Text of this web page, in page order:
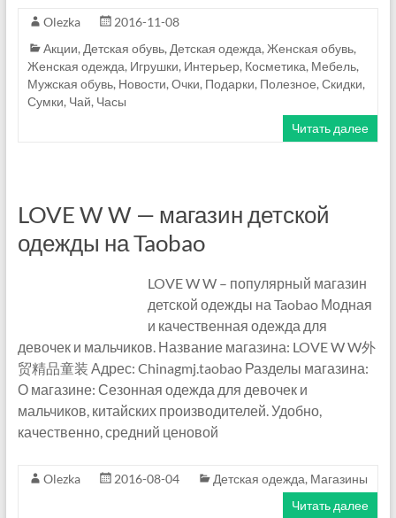
Olezka
2016-11-08
Акции, Детская обувь, Детская одежда, Женская обувь,
Женская одежда, Игрушки, Интерьер, Косметика, Мебель,
Мужская обувь, Новости, Очки, Подарки, Полезное, Скидки,
Сумки, Чай, Часы
Читать далее
LOVE W W — магазин детской
одежды на Taobao
LOVE W W – популярный магазин
детской одежды на Taobao Модная
и качественная одежда для
девочек и мальчиков. Название магазина: LOVE W W外
贸精品童装 Адрес: Chinagmj.taobao Разделы магазина:
О магазине: Сезонная одежда для девочек и
мальчиков, китайских производителей. Удобно,
качественно, средний ценовой
Olezka 2016-08-04 Детская одежда, Магазины
Читать далее